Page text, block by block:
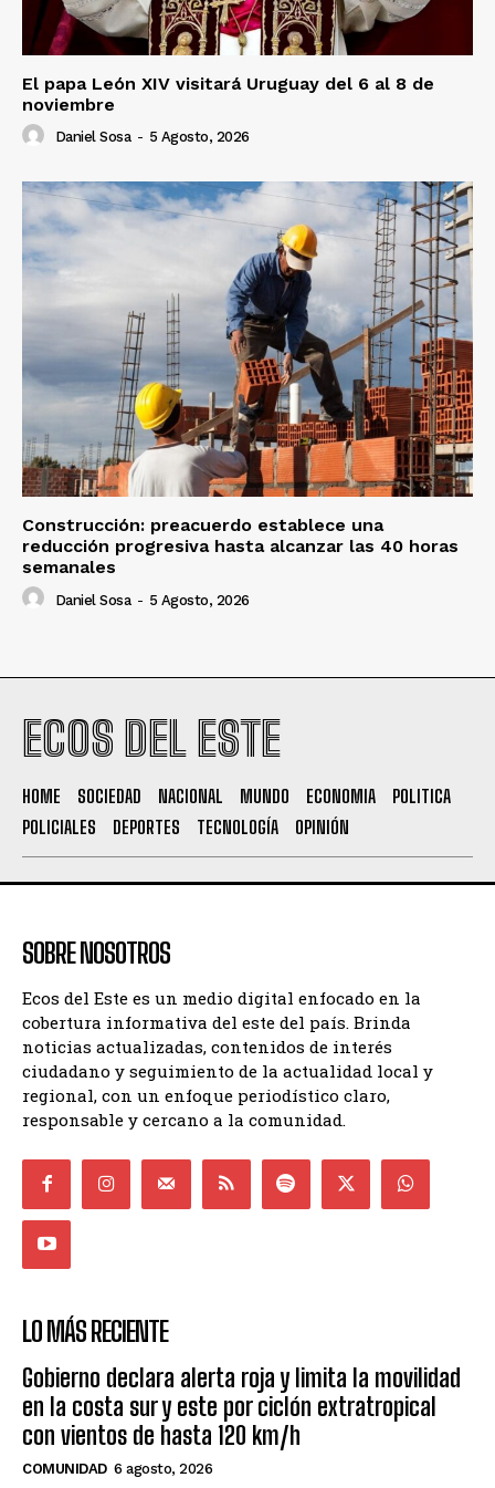
El papa León XIV visitará Uruguay del 6 al 8 de
noviembre
Daniel Sosa - 5 Agosto, 2026
Construcción: preacuerdo establece una
reducción progresiva hasta alcanzar las 40 horas
semanales
Daniel Sosa - 5 Agosto, 2026
ECOS DEL ESTE
HOME SOCIEDAD NACIONAL MUNDO ECONOMIA
POLITICA
POLICIALES
DEPORTES TECNOLOGÍA OPINIÓN
SOBRE NOSOTROS
Ecos del Este es un medio digital enfocado en la
cobertura informativa del este del país. Brinda
noticias actualizadas, contenidos de interés
ciudadano y seguimiento de la actualidad local y
regional, con un enfoque periodístico claro,
responsable y cercano a la comunidad.
LO MÁS RECIENTE
Gobierno declara alerta roja y limita la movilidad
en la costa sur y este por ciclón extratropical
con vientos de hasta 120 km/h
COMUNIDAD 6 agosto, 2026